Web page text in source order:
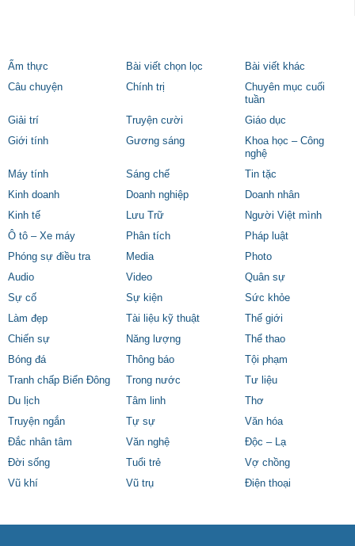
Ẩm thực Bài viết chọn lọc
Bài viết khác
Câu chuyện
Chính trị
Chuyên mục cuối
tuần
Giải trí
Truyện cười
Giáo dục
Giới tính
Gương sáng
Khoa học – Công
nghệ
Máy tính
Sáng chế
Tin tặc
Kinh doanh
Doanh nghiệp
Doanh nhân
Kinh tế
Lưu Trữ
Người Việt mình
Ô tô – Xe máy
Phân tích
Pháp luật
Phóng sự điều tra
Media
Photo
Audio
Video
Quân sự
Sự cố
Sự kiện
Sức khỏe
Làm đẹp
Tài liệu kỹ thuật
Thế giới
Chiến sự
Năng lượng
Thể thao
Bóng đá
Thông báo
Tội phạm
Tranh chấp Biển Đông
Trong nước
Tư liệu
Du lịch
Tâm linh
Thơ
Truyện ngắn
Tự sự
Văn hóa
Đắc nhân tâm
Văn nghệ
Độc – Lạ
Đời sống
Tuổi trẻ
Vợ chồng
Vũ khí
Vũ trụ Điện thoại